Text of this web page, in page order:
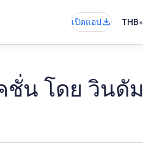
เปิดแอป THB•
ชั่น โดย วินดัม